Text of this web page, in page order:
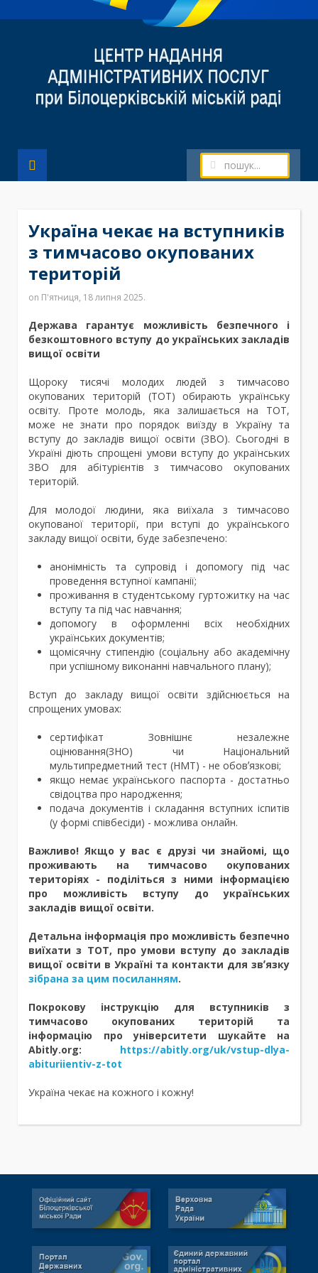
Україна чекає на вступників
з тимчасово окупованих
територій
on П'ятниця, 18 липня 2025.
Держава гарантує можливість безпечного і
безкоштовного вступу до українських закладів
вищої освіти
Щороку тисячі молодих людей з тимчасово
окупованих територій (ТОТ) обирають українську
освіту. Проте молодь, яка залишається на ТОТ,
може не знати про порядок виїзду в Україну та
вступу до закладів вищої освіти (ЗВО). Сьогодні в
Україні діють спрощені умови вступу до українських
ЗВО для абітурієнтів з тимчасово окупованих
територій.
Для молодої людини, яка виїхала з тимчасово
окупованої території, при вступі до українського
закладу вищої освіти, буде забезпечено:
анонімність та супровід і допомогу під час
проведення вступної кампанії;
проживання в студентському гуртожитку на час
вступу та під час навчання;
допомогу в оформленні всіх необхідних
українських документів;
щомісячну стипендію (соціальну або академічну
при успішному виконанні навчального плану);
Вступ до закладу вищої освіти здійснюється на
спрощених умовах:
сертифікат Зовнішнє незалежне
оцінювання(ЗНО) чи Національний
мультипредметний тест (НМТ) - не обовʼязкові;
якщо немає українського паспорта - достатньо
свідоцтва про народження;
подача документів і складання вступних іспитів
(у формі співбесіди) - можлива онлайн.
Важливо! Якщо у вас є друзі чи знайомі, що
проживають на тимчасово окупованих
територіях - поділіться з ними інформацією
про можливість вступу до українських
закладів вищої освіти.
Детальна інформація про можливість безпечно
виїхати з ТОТ, про умови вступу до закладів
вищої освіти в Україні та контакти для звʼязку
зібрана за цим посиланням.
Покрокову інструкцію для вступників з
тимчасово окупованих територій та
інформацію про університети шукайте на
Abitly.org:
https://abitly.org/uk/vstup-dlya-
abituriientiv-z-tot
Україна чекає на кожного і кожну!